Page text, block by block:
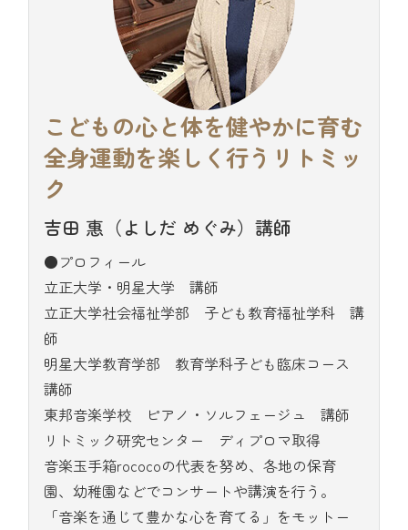
こどもの心と体を健やかに育む
全身運動を楽しく行うリトミッ
ク
吉田 惠（よしだ めぐみ）講師
●プロフィール
立正大学・明星大学 講師
立正大学社会福祉学部 子ども教育福祉学科 講
師
明星大学教育学部 教育学科子ども臨床コース
講師
東邦音楽学校 ピアノ・ソルフェージュ 講師
リトミック研究センター ディプロマ取得
音楽玉手箱rococoの代表を努め、各地の保育
園、幼稚園などでコンサートや講演を行う。
「音楽を通じて豊かな心を育てる」をモットー